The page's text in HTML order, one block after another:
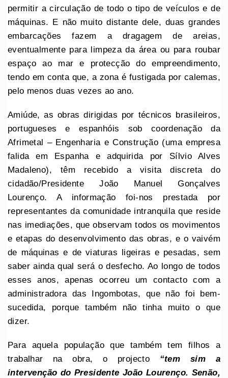
permitir a circulação de todo o tipo de veículos e de
máquinas. E não muito distante dele, duas grandes
embarcações fazem a dragagem de areias,
eventualmente para limpeza da área ou para roubar
espaço ao mar e protecção do empreendimento,
tendo em conta que, a zona é fustigada por calemas,
pelo menos duas vezes ao ano.
Amiúde, as obras dirigidas por técnicos brasileiros,
portugueses e espanhóis sob coordenação da
Afrimetal – Engenharia e Construção (uma empresa
falida em Espanha e adquirida por Sílvio Alves
Madaleno), têm recebido a visita discreta do
cidadão/Presidente João Manuel Gonçalves
Lourenço. A informação foi-nos prestada por
representantes da comunidade intranquila que reside
nas imediações, que observam todos os movimentos
e etapas do desenvolvimento das obras, e o vaivém
de máquinas e de viaturas ligeiras e pesadas, sem
saber ainda qual será o desfecho. Ao longo de todos
esses anos, apenas ocorreu um contacto com a
administradora das Ingombotas, que não foi bem-
sucedida, porque também não tinha muito o que
dizer.
Para aquela população que também tem filhos a
trabalhar na obra, o projecto “tem sim a
intervenção do Presidente João Lourenço. Senão,